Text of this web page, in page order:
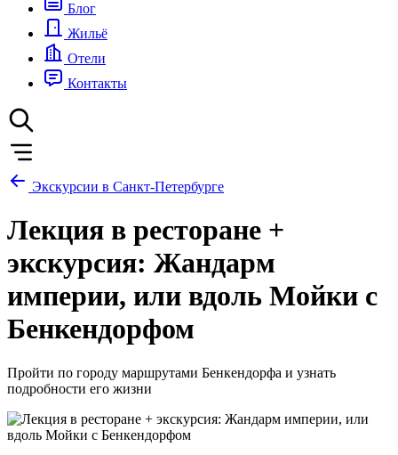
Блог
Жильё
Отели
Контакты
Экскурсии в Санкт-Петербурге
Лекция в ресторане +
экскурсия: Жандарм
империи, или вдоль Мойки с
Бенкендорфом
Пройти по городу маршрутами Бенкендорфа и узнать
подробности его жизни